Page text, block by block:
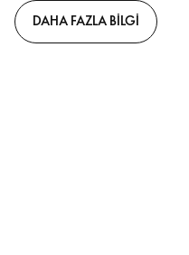
DAHA FAZLA BILGI